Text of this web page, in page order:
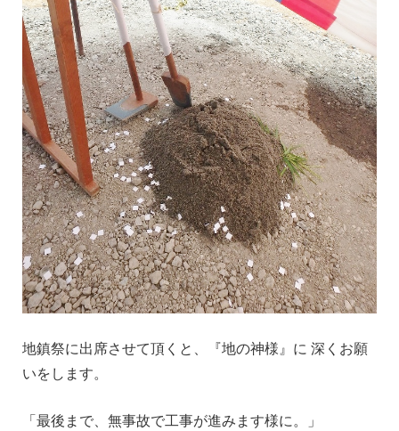
地鎮祭に出席させて頂くと、『地の神様』に 深くお願
いをします。
「最後まで、無事故で工事が進みます様に。」